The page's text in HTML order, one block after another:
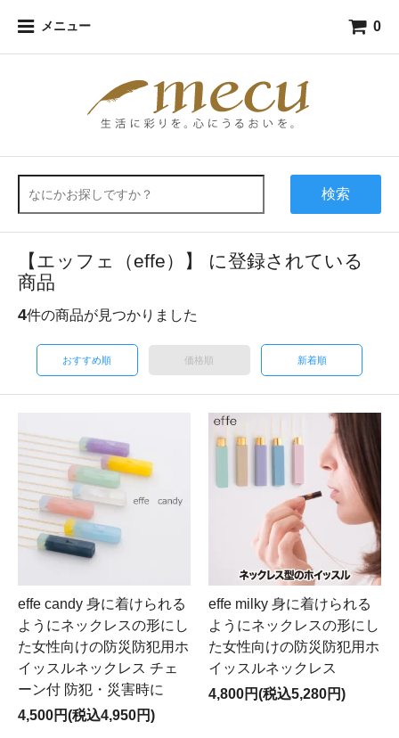
メニュー 0
検索
【エッフェ（effe）】 に登録されている
商品
4件の商品が見つかりました
おすすめ順 価格順 新着順
effe candy 身に着けられる
ようにネックレスの形にし
た女性向けの防災防犯用ホ
イッスルネックレス チェ
ーン付 防犯・災害時に
4,500円(税込4,950円)
effe milky 身に着けられる
ようにネックレスの形にし
た女性向けの防災防犯用ホ
イッスルネックレス
4,800円(税込5,280円)